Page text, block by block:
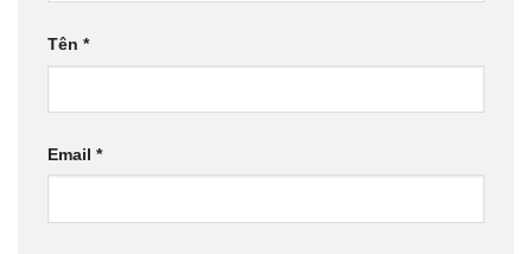
Tên *
Email *